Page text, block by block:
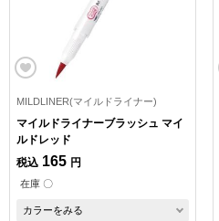
MILDLINER(マイルドライナー)
マイルドライナーブラッシュ マイ
ルドレッド
税込 165 円
在庫 〇
カラーをみる